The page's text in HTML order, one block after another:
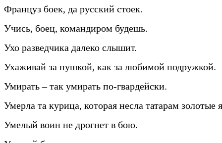
Француз боек, да русский стоек.
Учись, боец, командиром будешь.
Ухо разведчика далеко слышит.
Ухаживай за пушкой, как за любимой подружкой.
Умирать – так умирать по-гвардейски.
Умерла та курица, которая несла татарам золотые
Умелый воин не дрогнет в бою.